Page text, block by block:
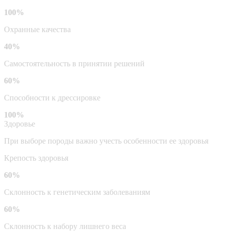
100%
Охранные качества
40%
Самостоятельность в принятии решений
60%
Способности к дрессировке
100%
Здоровье
При выборе породы важно учесть особенности ее здоровья
Крепость здоровья
60%
Склонность к генетическим заболеваниям
60%
Склонность к набору лишнего веса